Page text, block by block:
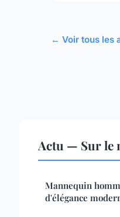
← Voir tous les
Actu — Sur le
Mannequin
d'élégance